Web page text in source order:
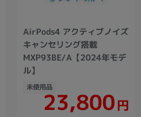
AirPods4 アクティブノイズ
キャンセリング搭載
MXP93BE/A【2024年モデ
ル】
未使用品
23,800円